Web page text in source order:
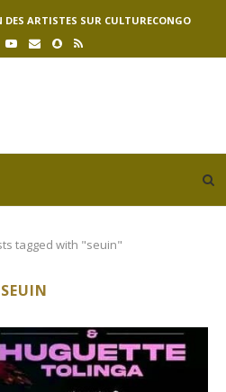
DES ARTISTES SUR CULTURECONGO
tagged with "seuin"
SEUIN